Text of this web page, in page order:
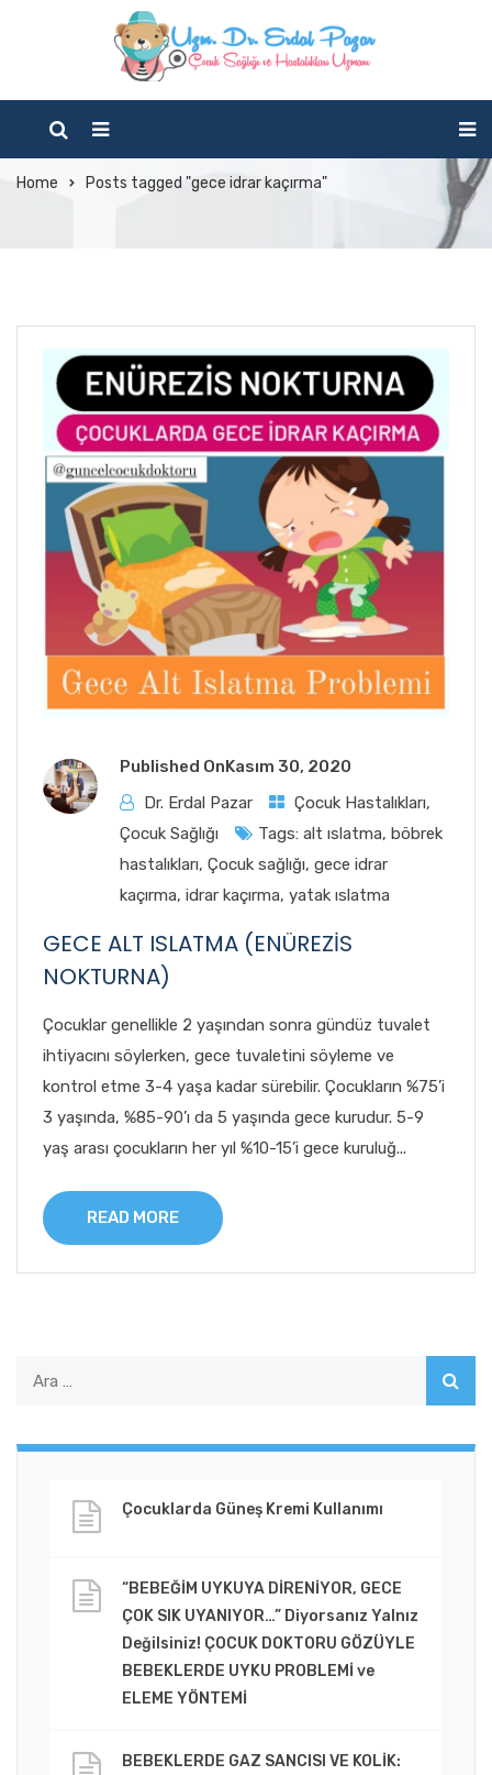
Tag Archives: gece idrar
kaçırma
Home Posts tagged "gece idrar kaçırma"
Published OnKasım 30, 2020
Dr. Erdal Pazar
Çocuk Hastalıkları,
Çocuk Sağlığı
Tags: alt ıslatma, böbrek
hastalıkları, Çocuk sağlığı, gece idrar
kaçırma, idrar kaçırma, yatak ıslatma
GECE ALT ISLATMA (ENÜREZİS
NOKTURNA)
Çocuklar genellikle 2 yaşından sonra gündüz tuvalet
ihtiyacını söylerken, gece tuvaletini söyleme ve
kontrol etme 3-4 yaşa kadar sürebilir. Çocukların %75’i
3 yaşında, %85-90’ı da 5 yaşında gece kurudur. 5-9
yaş arası çocukların her yıl %10-15’i gece kuruluğ...
READ MORE
Çocuklarda Güneş Kremi Kullanımı
“BEBEĞİM UYKUYA DİRENİYOR, GECE
ÇOK SIK UYANIYOR…” Diyorsanız Yalnız
Değilsiniz! ÇOCUK DOKTORU GÖZÜYLE
BEBEKLERDE UYKU PROBLEMİ ve
ELEME YÖNTEMİ
BEBEKLERDE GAZ SANCISI VE KOLİK: